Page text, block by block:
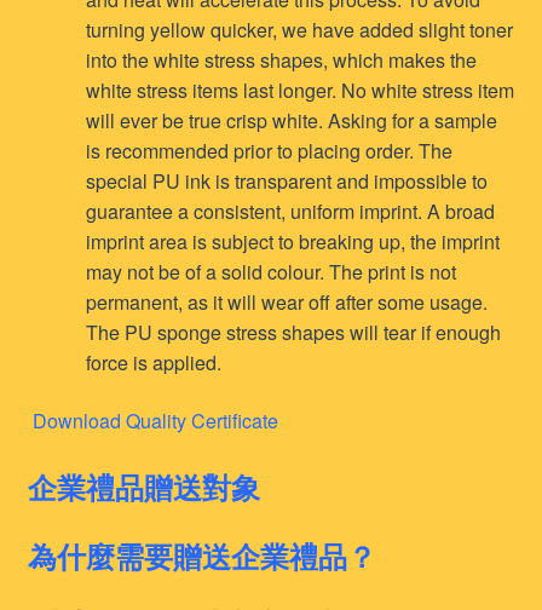
turning yellow quicker, we have added slight toner
into the white stress shapes, which makes the
white stress items last longer. No white stress item
will ever be true crisp white. Asking for a sample
is recommended prior to placing order. The
special PU ink is transparent and impossible to
guarantee a consistent, uniform imprint. A broad
imprint area is subject to breaking up, the imprint
may not be of a solid colour. The print is not
permanent, as it will wear off after some usage.
The PU sponge stress shapes will tear if enough
force is applied.
Download Quality Certificate
企業禮品贈送對象
為什麼需要贈送企業禮品？